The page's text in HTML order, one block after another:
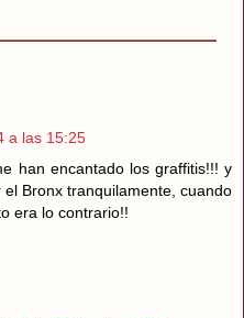
a las 15:25
han encantado los graffitis!!! y
Bronx tranquilamente, cuando
era lo contrario!!